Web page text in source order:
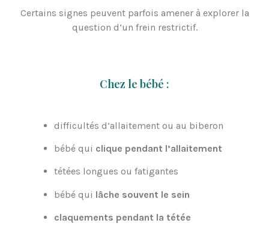
Certains signes peuvent parfois amener à explorer la
question d’un frein restrictif.
Chez le bébé :
difficultés d’allaitement ou au biberon
bébé qui clique pendant l’allaitement
tétées longues ou fatigantes
bébé qui lâche souvent le sein
claquements pendant la tétée